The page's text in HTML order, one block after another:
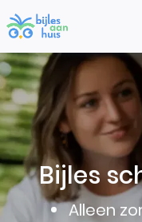
Bijles
Alleen